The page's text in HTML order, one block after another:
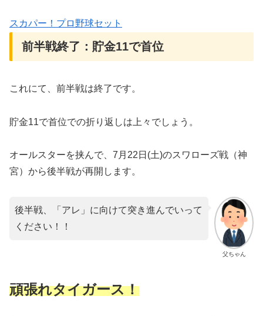
スカパー！プロ野球セット
前半戦終了：貯金11で首位
これにて、前半戦は終了です。
貯金11で首位での折り返しは上々でしょう。
オールスターを挟んで、7月22日(土)のスワローズ戦（神
宮）から後半戦が再開します。
父ちゃん
後半戦、「アレ」に向けて突き進んでいって
ください！！
頑張れタイガース！